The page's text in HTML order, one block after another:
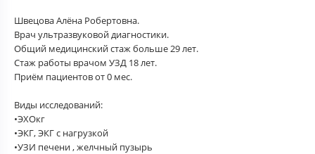
Швецова Алёна Робертовна.
Врач ультразвуковой диагностики.
Общий медицинский стаж больше 29 лет.
Стаж работы врачом УЗД 18 лет.
Приём пациентов от 0 мес.
Виды исследований:
•ЭХОкг
•ЭКГ, ЭКГ с нагрузкой
•УЗИ печени , желчный пузырь